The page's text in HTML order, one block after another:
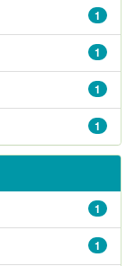
1
1
1
1
1
1